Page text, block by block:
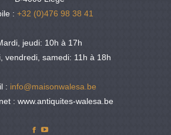
: +32 (0)476 98 38 41
jeudi: 10h à 17h
vendredi, samedi: 11h à 18h
: info@maisonwalesa.be
: www.antiquites-walesa.be
Facebook